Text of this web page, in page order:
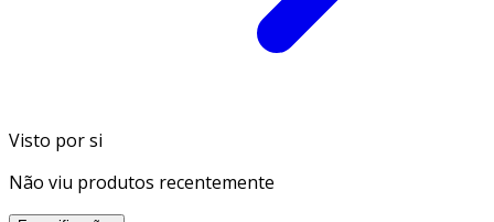
Visto por si
Não viu produtos recentemente